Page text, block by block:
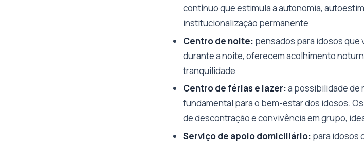
contínuo que estimula a autonomia,
institucionalização permanente
Centro de noite: pensados para idosos
durante a noite, oferecem acolhimento
tranquilidade
Centro de férias e lazer:a possibilidade de
fundamental para o bem-estar dos idosos.
de descontração e convivência em grupo,
Serviço de apoio domiciliário: para idosos